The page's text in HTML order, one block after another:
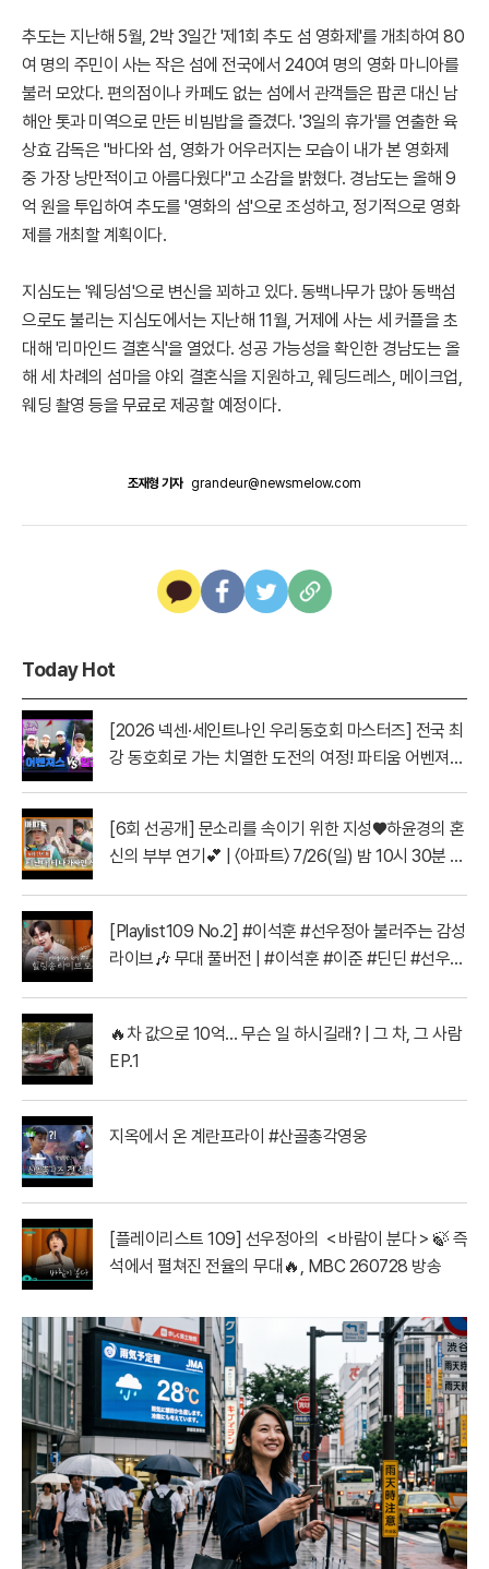
추도는 지난해 5월, 2박 3일간 '제1회 추도 섬 영화제'를 개최하여 80
여 명의 주민이 사는 작은 섬에 전국에서 240여 명의 영화 마니아를
불러 모았다. 편의점이나 카페도 없는 섬에서 관객들은 팝콘 대신 남
해안 톳과 미역으로 만든 비빔밥을 즐겼다. '3일의 휴가'를 연출한 육
상효 감독은 "바다와 섬, 영화가 어우러지는 모습이 내가 본 영화제
중 가장 낭만적이고 아름다웠다"고 소감을 밝혔다. 경남도는 올해 9
억 원을 투입하여 추도를 '영화의 섬'으로 조성하고, 정기적으로 영화
제를 개최할 계획이다.
지심도는 '웨딩섬'으로 변신을 꾀하고 있다. 동백나무가 많아 동백섬
으로도 불리는 지심도에서는 지난해 11월, 거제에 사는 세 커플을 초
대해 '리마인드 결혼식'을 열었다. 성공 가능성을 확인한 경남도는 올
해 세 차례의 섬마을 야외 결혼식을 지원하고, 웨딩드레스, 메이크업,
웨딩 촬영 등을 무료로 제공할 예정이다.
조재형 기자 grandeur@newsmelow.com
Today Hot
[2026 넥센·세인트나인 우리동호회 마스터즈] 전국 최
강 동호회로 가는 치열한 도전의 여정! 파티움 어벤져스
[6회 선공개] 문소리를 속이기 위한 지성♥하윤경의 혼
신의 부부 연기💕 | 〈아파트〉 7/26(일) 밤 10시 30분 방
[Playlist109 No.2] #이석훈 #선우정아 불러주는 감성
라이브🎶 무대 풀버전 | #이석훈 #이준 #딘딘 #선우정
🔥차 값으로 10억… 무슨 일 하시길래? | 그 차, 그 사람
EP.1
지옥에서 온 계란프라이 #산골총각영웅
[플레이리스트 109] 선우정아의 ＜바람이 분다＞🍃 즉
석에서 펼쳐진 전율의 무대🔥, MBC 260728 방송